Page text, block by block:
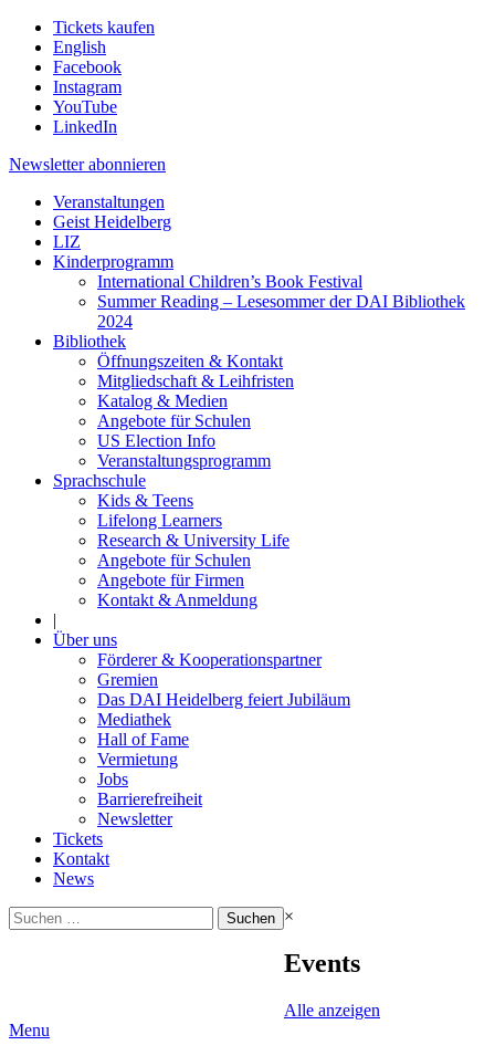
Tickets kaufen
English
Facebook
Instagram
YouTube
LinkedIn
Newsletter abonnieren
Veranstaltungen
Geist Heidelberg
LIZ
Kinderprogramm
International Children’s Book Festival
Summer Reading – Lesesommer der DAI Bibliothek
2024
Bibliothek
Öffnungszeiten & Kontakt
Mitgliedschaft & Leihfristen
Katalog & Medien
Angebote für Schulen
US Election Info
Veranstaltungsprogramm
Sprachschule
Kids & Teens
Lifelong Learners
Research & University Life
Angebote für Schulen
Angebote für Firmen
Kontakt & Anmeldung
|
Über uns
Förderer & Kooperationspartner
Gremien
Das DAI Heidelberg feiert Jubiläum
Mediathek
Hall of Fame
Vermietung
Jobs
Barrierefreiheit
Newsletter
Tickets
Kontakt
News
Suchen
nach:
×
Events
Alle anzeigen
Menu